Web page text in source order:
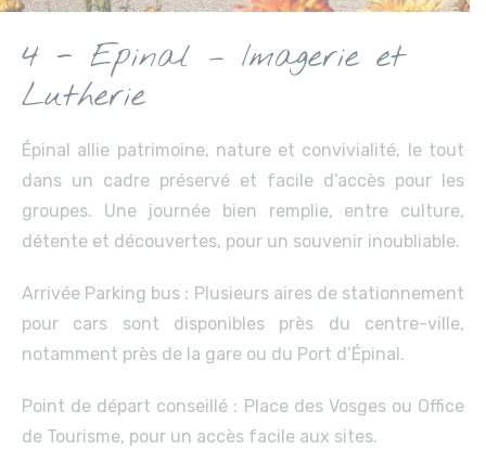
4 - Epinal – Imagerie et
Lutherie
Épinal allie patrimoine, nature et convivialité, le tout
dans un cadre préservé et facile d’accès pour les
groupes. Une journée bien remplie, entre culture,
détente et découvertes, pour un souvenir inoubliable.
Arrivée Parking bus : Plusieurs aires de stationnement
pour cars sont disponibles près du centre-ville,
notamment près de la gare ou du Port d’Épinal.
Point de départ conseillé : Place des Vosges ou Office
de Tourisme, pour un accès facile aux sites.